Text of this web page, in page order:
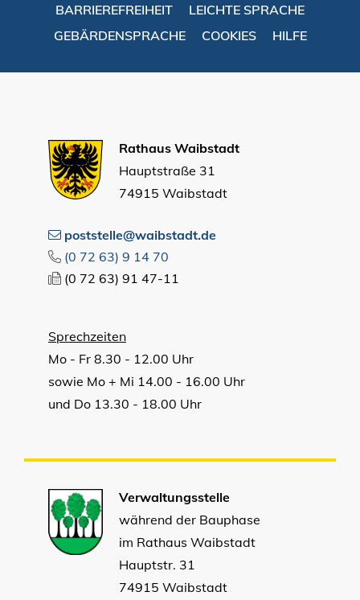
BARRIEREFREIHEIT
LEICHTE SPRACHE
GEBÄRDENSPRACHE
COOKIES HILFE
Rathaus Waibstadt
Hauptstraße 31
74915 Waibstadt
poststelle@waibstadt.de
(0 72 63) 9 14 70
(0 72 63) 91 47-11
Sprechzeiten
Mo - Fr 8.30 - 12.00 Uhr
sowie Mo + Mi 14.00 - 16.00 Uhr
und Do 13.30 - 18.00 Uhr
Verwaltungsstelle
während der Bauphase
im Rathaus Waibstadt
Hauptstr. 31
74915 Waibstadt